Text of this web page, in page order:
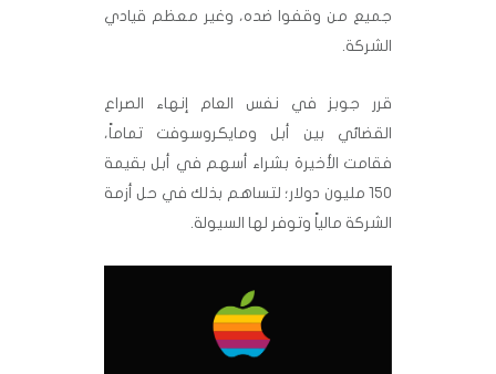
جميع من وقفوا ضده، وغير معظم قيادي
الشركة.
قرر جوبز في نفس العام إنهاء الصراع
القضائي بين أبل ومايكروسوفت تماماً،
فقامت الأخيرة بشراء أسهم في أبل بقيمة
150 مليون دولار؛ لتساهم بذلك في حل أزمة
الشركة مالياً وتوفر لها السيولة.